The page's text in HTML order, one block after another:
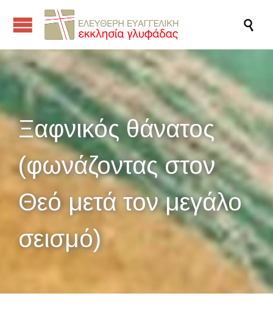

Ξαφνικός θάνατος
(φωνάζοντας στον
Θεό μετά τον μεγάλο
σεισμό)